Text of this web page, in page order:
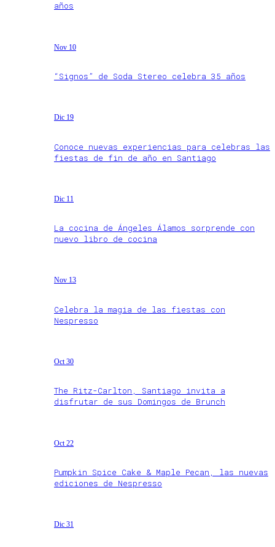
años
Nov 10
“Signos” de Soda Stereo celebra 35 años
Dic 19
Conoce nuevas experiencias para celebras las
fiestas de fin de año en Santiago
Dic 11
La cocina de Ángeles Álamos sorprende con
nuevo libro de cocina
Nov 13
Celebra la magia de las fiestas con
Nespresso
Oct 30
The Ritz-Carlton, Santiago invita a
disfrutar de sus Domingos de Brunch
Oct 22
Pumpkin Spice Cake & Maple Pecan, las nuevas
ediciones de Nespresso
Dic 31